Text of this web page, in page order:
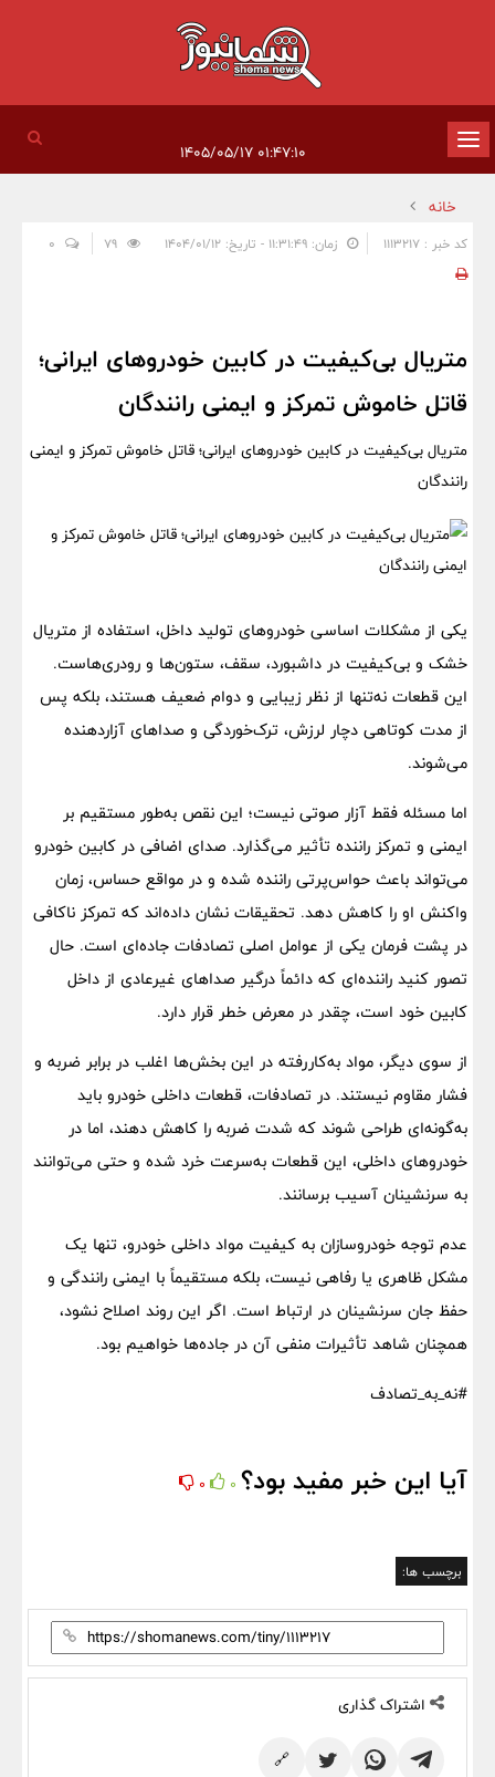
تغییر
وضعیت
ناوبری
خانه
کد خبر : 1113217 زمان: ۱۱:۳۱:۴۹ - تاریخ: ۱۴۰۴/۰۱/۱۲ 0
متریال بی‌کیفیت در کابین خودروهای ایرانی؛
قاتل خاموش تمرکز و ایمنی رانندگان
متریال بی‌کیفیت در کابین خودروهای ایرانی؛ قاتل خاموش تمرکز و ایمنی
رانندگان
یکی از مشکلات اساسی خودروهای تولید داخل، استفاده از متریال
خشک و بی‌کیفیت در داشبورد، سقف، ستون‌ها و رودری‌هاست.
این قطعات نه‌تنها از نظر زیبایی و دوام ضعیف هستند، بلکه پس
از مدت کوتاهی دچار لرزش، ترک‌خوردگی و صداهای آزاردهنده
می‌شوند.
اما مسئله فقط آزار صوتی نیست؛ این نقص به‌طور مستقیم بر
ایمنی و تمرکز راننده تأثیر می‌گذارد. صدای اضافی در کابین خودرو
می‌تواند باعث حواس‌پرتی راننده شده و در مواقع حساس، زمان
واکنش او را کاهش دهد. تحقیقات نشان داده‌اند که تمرکز ناکافی
در پشت فرمان یکی از عوامل اصلی تصادفات جاده‌ای است. حال
تصور کنید راننده‌ای که دائماً درگیر صداهای غیرعادی از داخل
کابین خود است، چقدر در معرض خطر قرار دارد.
از سوی دیگر، مواد به‌کاررفته در این بخش‌ها اغلب در برابر ضربه و
فشار مقاوم نیستند. در تصادفات، قطعات داخلی خودرو باید
به‌گونه‌ای طراحی شوند که شدت ضربه را کاهش دهند، اما در
خودروهای داخلی، این قطعات به‌سرعت خرد شده و حتی می‌توانند
به سرنشینان آسیب برسانند.
عدم توجه خودروسازان به کیفیت مواد داخلی خودرو، تنها یک
مشکل ظاهری یا رفاهی نیست، بلکه مستقیماً با ایمنی رانندگی و
حفظ جان سرنشینان در ارتباط است. اگر این روند اصلاح نشود،
همچنان شاهد تأثیرات منفی آن در جاده‌ها خواهیم بود.
#نه_به_تصادف
آیا این خبر مفید بود؟ 0
0
برچسب ها:
اشتراک گذاری
🔗